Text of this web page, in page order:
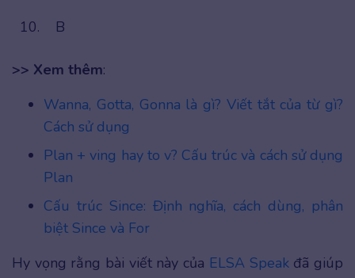
10.
B
>> Xem thêm:
Wanna, Gotta, Gonna là gì? Viết tắt của từ gì?
Cách sử dụng
Plan + ving hay to v? Cấu trúc và cách sử dụng
Plan
Cấu trúc Since: Định nghĩa, cách dùng, phân
biệt Since và For
Hy vọng rằng bài viết này của ELSA Speakđã giúp